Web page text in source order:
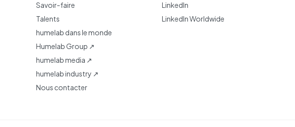
Savoir-faire
Talents
humelab dans le monde
Humelab Group ↗
humelab media ↗
humelab industry ↗
Nous contacter
LinkedIn
LinkedIn Worldwide